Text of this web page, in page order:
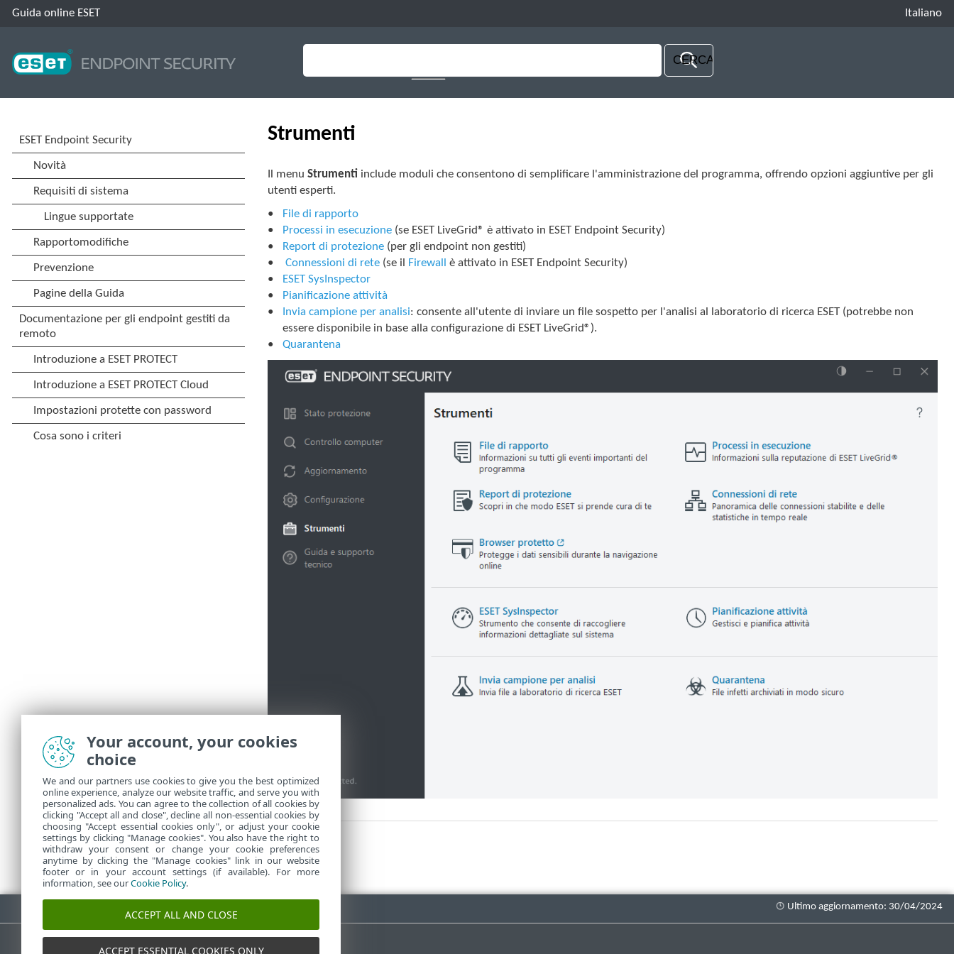
Guida online ESET Italiano
Strumenti
Il menuStrumenti include moduli che consentono di semplificare l'amministrazione del programma, offrendo opzioni aggiuntive per gli
utenti esperti.
File di rapporto
Processi in esecuzione(se ESET LiveGrid® è attivato in ESET Endpoint Security)
Report di protezione(per gli endpoint non gestiti)
Connessioni di rete(se il Firewall
è attivato in ESET Endpoint Security)
ESET SysInspector
Pianificazione attività
Invia campione per analisi: consente all'utente di inviare un file sospetto per l'analisi al laboratorio di ricerca ESET (potrebbe non
essere disponibile in base alla configurazione di ESET LiveGrid®).
Quarantena
Your account, your cookies
choice
We and our partners use cookies to give you the best optimized
online experience, analyze our website traffic, and serve you with
personalized ads. You can agree to the collection of all cookies by
clicking "Accept all and close", decline all non-essential cookies by
choosing "Accept essential cookies only", or adjust your cookie
settings by clicking "Manage cookies". You also have the right to
withdraw your consent or change your cookie preferences
anytime by clicking the "Manage cookies" link in our website
footer or in your account settings (if available). For more
information, see ourCookie Policy.
ACCEPT ALL AND CLOSE
ACCEPT ESSENTIAL COOKIES ONLY